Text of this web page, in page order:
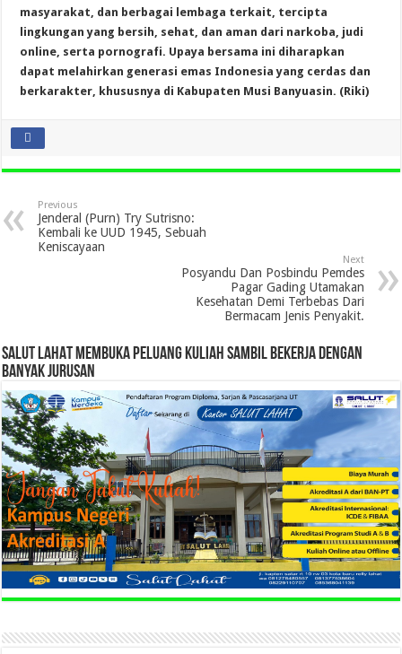
masyarakat, dan berbagai lembaga terkait, tercipta
lingkungan yang bersih, sehat, dan aman dari narkoba, judi
online, serta pornografi. Upaya bersama ini diharapkan
dapat melahirkan generasi emas Indonesia yang cerdas dan
berkarakter, khususnya di Kabupaten Musi Banyuasin. (Riki)
Previous
Jenderal (Purn) Try Sutrisno:
Kembali ke UUD 1945, Sebuah
Keniscayaan
Next
Posyandu Dan Posbindu Pemdes
Pagar Gading Utamakan
Kesehatan Demi Terbebas Dari
Bermacam Jenis Penyakit.
SALUT LAHAT MEMBUKA PELUANG KULIAH SAMBIL BEKERJA DENGAN
BANYAK JURUSAN